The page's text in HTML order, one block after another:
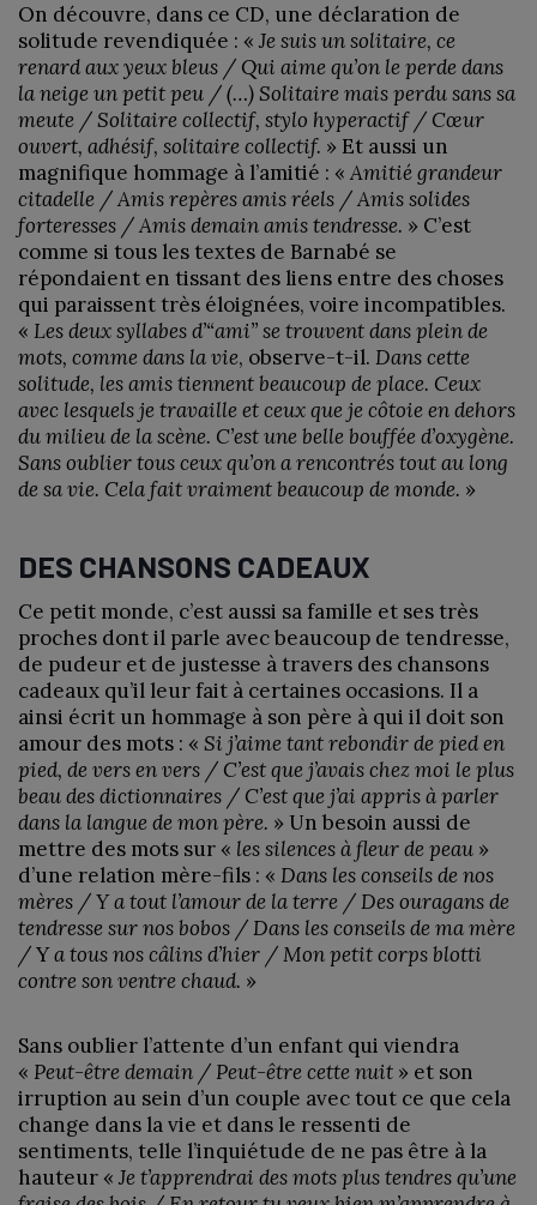
On découvre, dans ce CD, une déclaration de
solitude revendiquée : « Je suis un solitaire, ce
renard aux yeux bleus / Qui aime qu’on le perde dans
la neige un petit peu / (…) Solitaire mais perdu sans sa
meute / Solitaire collectif, stylo hyperactif / Cœur
ouvert, adhésif, solitaire collectif. » Et aussi un
magnifique hommage à l’amitié : « Amitié grandeur
citadelle / Amis repères amis réels / Amis solides
forteresses / Amis demain amis tendresse. » C’est
comme si tous les textes de Barnabé se
répondaient en tissant des liens entre des choses
qui paraissent très éloignées, voire incompatibles.
« Les deux syllabes d’“ami” se trouvent dans plein de
mots, comme dans la vie, observe-t-il. Dans cette
solitude, les amis tiennent beaucoup de place. Ceux
avec lesquels je travaille et ceux que je côtoie en dehors
du milieu de la scène. C’est une belle bouffée d’oxygène.
Sans oublier tous ceux qu’on a rencontrés tout au long
de sa vie. Cela fait vraiment beaucoup de monde. »
DES CHANSONS CADEAUX
Ce petit monde, c’est aussi sa famille et ses très
proches dont il parle avec beaucoup de tendresse,
de pudeur et de justesse à travers des chansons
cadeaux qu’il leur fait à certaines occasions. Il a
ainsi écrit un hommage à son père à qui il doit son
amour des mots : « Si j’aime tant rebondir de pied en
pied, de vers en vers / C’est que j’avais chez moi le plus
beau des dictionnaires / C’est que j’ai appris à parler
dans la langue de mon père. » Un besoin aussi de
mettre des mots sur « les silences à fleur de peau »
d’une relation mère-fils : « Dans les conseils de nos
mères / Y a tout l’amour de la terre / Des ouragans de
tendresse sur nos bobos / Dans les conseils de ma mère
/Ya tous nos câlins d’hier / Mon petit corps blotti
contre son ventre chaud. »
Sans oublier l’attente d’un enfant qui viendra
« Peut-être demain / Peut-être cette nuit » et son
irruption au sein d’un couple avec tout ce que cela
change dans la vie et dans le ressenti de
sentiments, telle l’inquiétude de ne pas être à la
hauteur « Je t’apprendrai des mots plus tendres qu’une